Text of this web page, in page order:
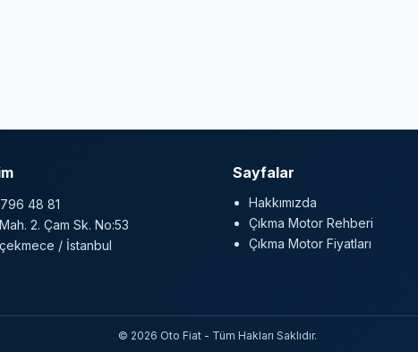
48 81
2. Çam Sk. No:53
/ İstanbul
Sayfalar
Hakkımızda
Çıkma Motor Rehberi
Çıkma Motor Fiyatları
© 2026 Oto Fiat - Tüm Hakları Saklıdır.